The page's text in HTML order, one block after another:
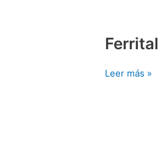
Ferrital
Ferrital
Leer más »